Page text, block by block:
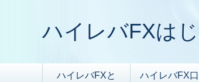
ハイレバFXは
ハイレバFXと
ハイレバFX